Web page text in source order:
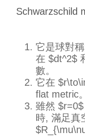
Schwarzschild
它是球對
在 $dt^2$
數。
它在
flat metric。
雖然
時, 滿足真